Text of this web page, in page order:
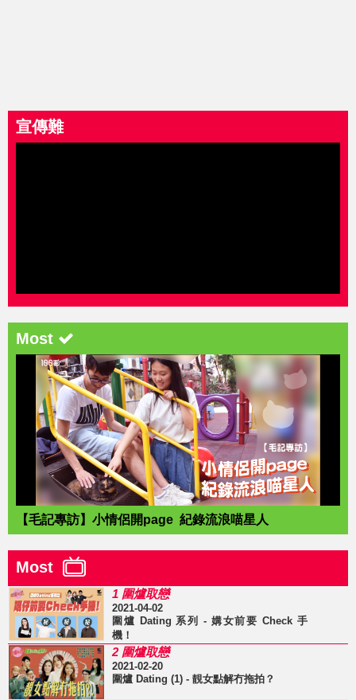
宣傳難
Most
【毛記專訪】小情侶開page 紀錄流浪喵星人
Most
1 圍爐取戀
2021-04-02
圍爐 Dating 系列 - 媾女前要 Check 手
機！
2 圍爐取戀
2021-02-20
圍爐 Dating (1) - 靚女點解冇拖拍？